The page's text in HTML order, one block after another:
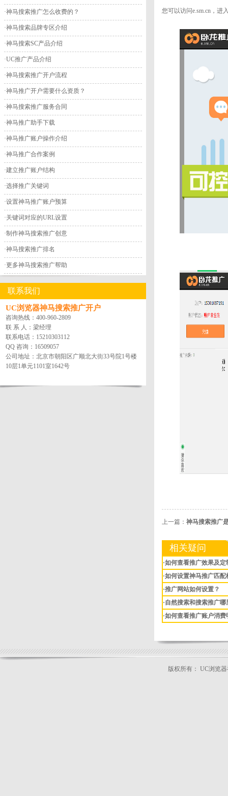
·神马搜索推广怎么收费的？
·神马搜索品牌专区介绍
·神马搜索SC产品介绍
·UC推广产品介绍
·神马搜索推广开户流程
·神马推广开户需要什么资质？
·神马搜索推广服务合同
·神马推广助手下载
·神马推广账户操作介绍
·神马推广合作案例
·建立推广账户结构
·选择推广关键词
·设置神马推广账户预算
·关键词对应的URL设置
·制作神马搜索推广创意
·神马搜索推广排名
·更多神马搜索推广帮助
联系我们
UC浏览器神马搜索推广开户
咨询热线： 400-960-2809
联 系 人：梁经理
联系电话： 15210303112
QQ 咨询：16509057
公司地址：北京市朝阳区广顺北大街33号院1号楼
10层1单元1101室1642号
您可以访问e.sm.cn，进
上一篇： 神马搜索推广
相关疑问
·如何查看推广效果及定
·如何设置神马推广匹配
·推广网站如何设置？
·自然搜索和搜索推广哪
·如何查看推广账户消费
版权所有： UC浏览